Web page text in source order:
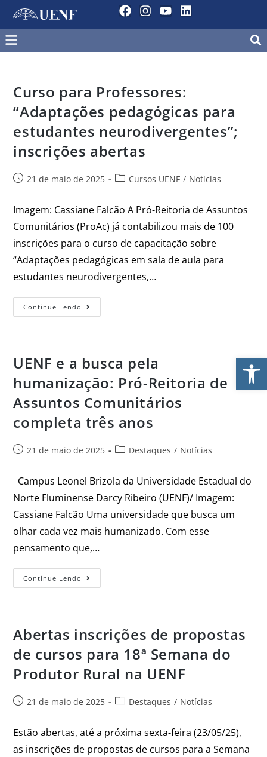
Curso para Professores:
“Adaptações pedagógicas para
estudantes neurodivergentes”;
inscrições abertas
21 de maio de 2025 Cursos UENF / Notícias
Imagem: Cassiane Falcão A Pró-Reitoria de Assuntos
Comunitários (ProAc) já contabilizou mais de 100
inscrições para o curso de capacitação sobre
“Adaptações pedagógicas em sala de aula para
estudantes neurodivergentes,…
Continue Lendo
UENF e a busca pela
humanização: Pró-Reitoria de
Assuntos Comunitários
completa três anos
21 de maio de 2025 Destaques / Notícias
Campus Leonel Brizola da Universidade Estadual do
Norte Fluminense Darcy Ribeiro (UENF)/ Imagem:
Cassiane Falcão Uma universidade que busca um
olhar cada vez mais humanizado. Com esse
pensamento que,…
Continue Lendo
Abertas inscrições de propostas
de cursos para 18ª Semana do
Produtor Rural na UENF
21 de maio de 2025 Destaques / Notícias
Estão abertas, até a próxima sexta-feira (23/05/25),
as inscrições de propostas de cursos para a Semana